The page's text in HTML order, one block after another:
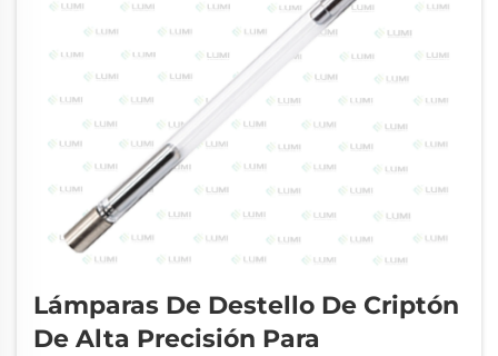
Lámparas De Destello De Criptón
De Alta Precisión Para